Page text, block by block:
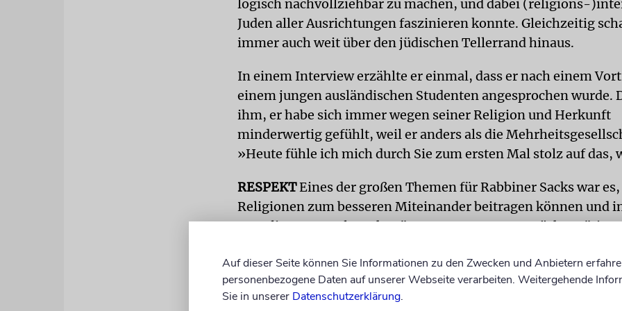
logisch nachvollziehbar zu machen, und dabei (religions-
Juden aller Ausrichtungen faszinieren konnte. Gleichzeitig
immer auch weit über den jüdischen Tellerrand hinaus.
In einem Interview erzählte er einmal, dass er nach einem
einem jungen ausländischen Studenten angesprochen wurde.
ihm, er habe sich immer wegen seiner Religion und Herkunft
minderwertig gefühlt, weil er anders als die
»Heute fühle ich mich durch Sie zum ersten Mal stolz auf das,
RESPEKTEines der großen Themen für Rabbiner Sacks war
Religionen zum besseren Miteinander beitragen können und
zersplitterten Welt auch müssen. Dazu war es zunächst nötig,
von Toleranz, bei der man den anderen in seiner
»erträgt«, die Unterschiede »aushält«, sondern indem man
Bereicherung der Gesellschaft empfinden soll.
Auf dieser Seite können Sie Informationen zu den Zwecken und Anbietern
personenbezogene Daten auf unserer Webseite verarbeiten. Weitergehende
Sie in unserer Datenschutzerklärung.